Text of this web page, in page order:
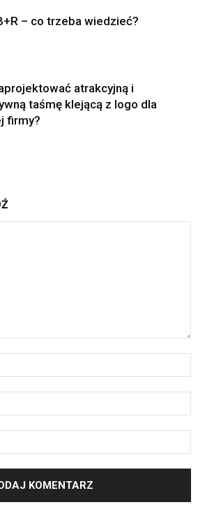
– co trzeba wiedzieć?
atrakcyjną i
taśmę klejącą z logo dla
firmy?